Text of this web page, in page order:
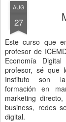
AUG
27
Este curso que
profesor de
Economía
profesor, sé que
Instituto son
formación en
marketing
business, redes
digital.